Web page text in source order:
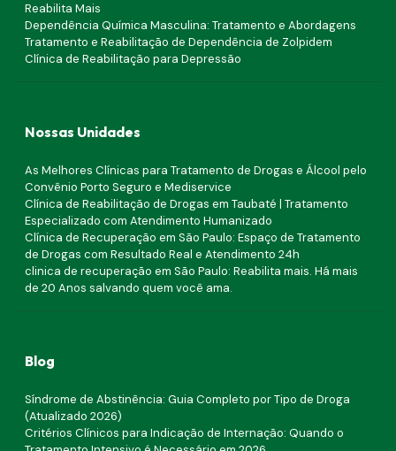
Reabilita Mais
Dependência Química Masculina: Tratamento e Abordagens
Tratamento e Reabilitação de Dependência de Zolpidem
Clínica de Reabilitação para Depressão
Nossas Unidades
As Melhores Clínicas para Tratamento de Drogas e Álcool pelo
Convênio Porto Seguro e Mediservice
Clínica de Reabilitação de Drogas em Taubaté | Tratamento
Especializado com Atendimento Humanizado
Clínica de Recuperação em São Paulo: Espaço de Tratamento
de Drogas com Resultado Real e Atendimento 24h
clinica de recuperação em São Paulo: Reabilita mais. Há mais
de 20 Anos salvando quem você ama.
Blog
Síndrome de Abstinência: Guia Completo por Tipo de Droga
(Atualizado 2026)
Critérios Clínicos para Indicação de Internação: Quando o